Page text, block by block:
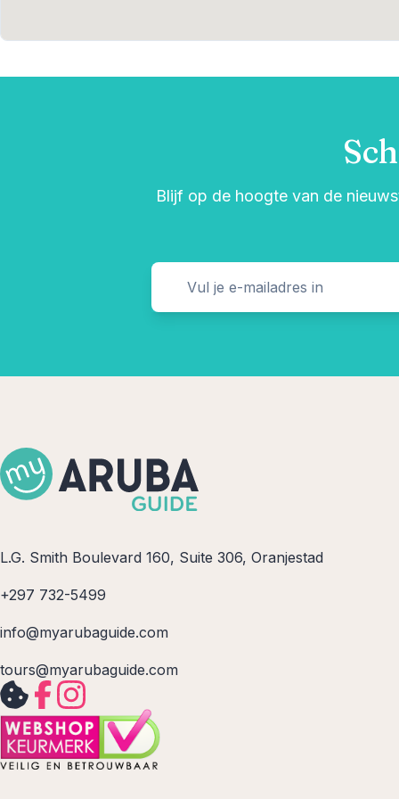
Blijf op de hoogte van de
L.G. Smith Boulevard 160, Suite 306, Oranjestad
+297 732-5499
info@myarubaguide.com
tours@myarubaguide.com